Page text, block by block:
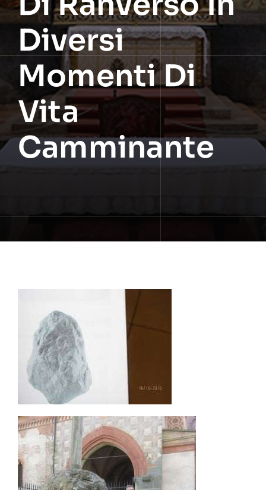
Diversi
Momenti Di
Vita
Camminante